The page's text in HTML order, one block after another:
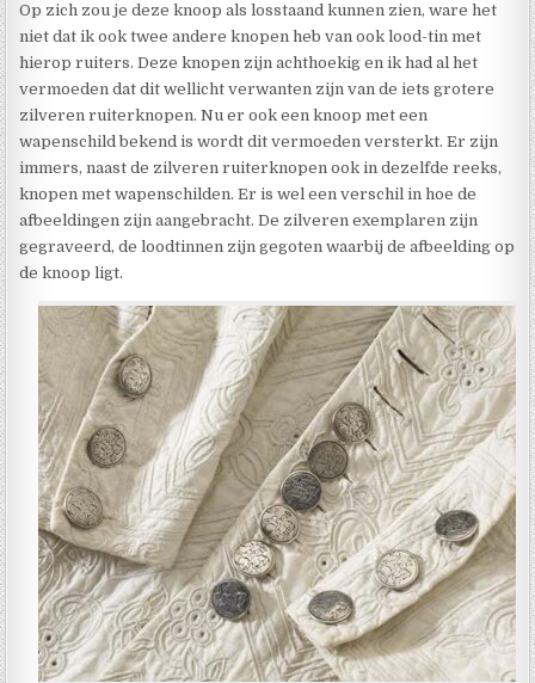
Op zich zou je deze knoop als losstaand kunnen zien, ware het
niet dat ik ook twee andere knopen heb van ook lood-tin met
hierop ruiters. Deze knopen zijn achthoekig en ik had al het
vermoeden dat dit wellicht verwanten zijn van de iets grotere
zilveren ruiterknopen. Nu er ook een knoop met een
wapenschild bekend is wordt dit vermoeden versterkt. Er zijn
immers, naast de zilveren ruiterknopen ook in dezelfde reeks,
knopen met wapenschilden. Er is wel een verschil in hoe de
afbeeldingen zijn aangebracht. De zilveren exemplaren zijn
gegraveerd, de loodtinnen zijn gegoten waarbij de afbeelding op
de knoop ligt.